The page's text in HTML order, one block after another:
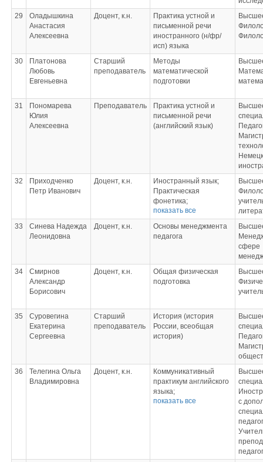
29
Оладышкина
Анастасия
Алексеевна
Доцент, к.н.
Практика устной и
письменной речи
иностранного (н/фр/
исп) языка
30
Платонова
Любовь
Евгеньевна
Старший
преподаватель
Методы
математической
подготовки
31
Пономарева
Юлия
Алексеевна
Преподаватель
Практика устной и
письменной речи
(английский язык)
32
Приходченко
Петр Иванович
Доцент, к.н.
Иностранный язык;
Практическая
фонетика;
Введение в
языкознание;
Выполнение и защита
выпускной
комиссии);
Стратегии личностно-
показать все
33
Синева Надежда
Леонидовна
Доцент, к.н.
Основы менеджмента
педагога
сфере
34
Смирнов
Александр
Борисович
Доцент, к.н.
Общая физическая
подготовка
35
Суровегина
Екатерина
Сергеевна
Старший
преподаватель
История (история
России, всеобщая
история)
36
Телегина Ольга
Владимировна
Доцент, к.н.
Коммуникативный
практикум английского
языка;
Язык СМИ;
показать все
с